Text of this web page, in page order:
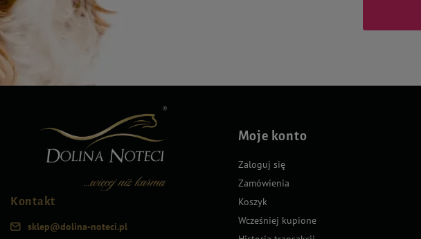
Kontakt
sklep@dolina-noteci.pl
Moje konto
Zaloguj się
Zamówienia
Koszyk
Wcześniej kupione